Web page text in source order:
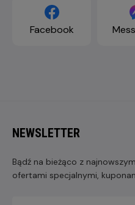
Facebook
NEWSLETTER
Bądź na bieżąco z
ofertami specjalnymi,